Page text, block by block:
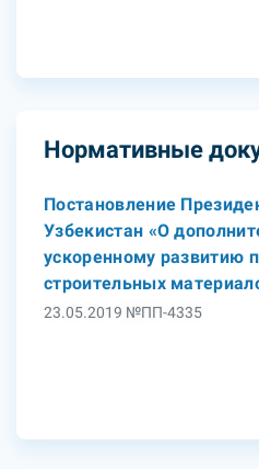
Нормативные
Постановление
Узбекистан «О
ускоренному развитию
строительных
23.05.2019 №ПП-4335